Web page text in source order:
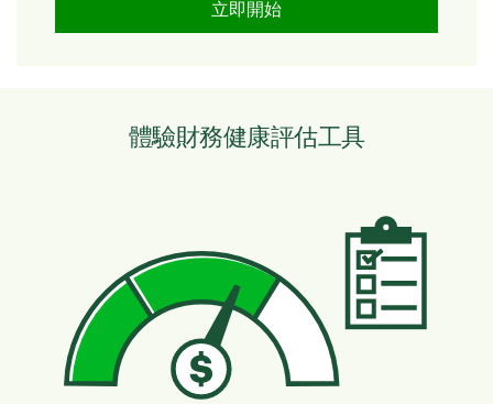
立即開始
體驗財務健康評估工具